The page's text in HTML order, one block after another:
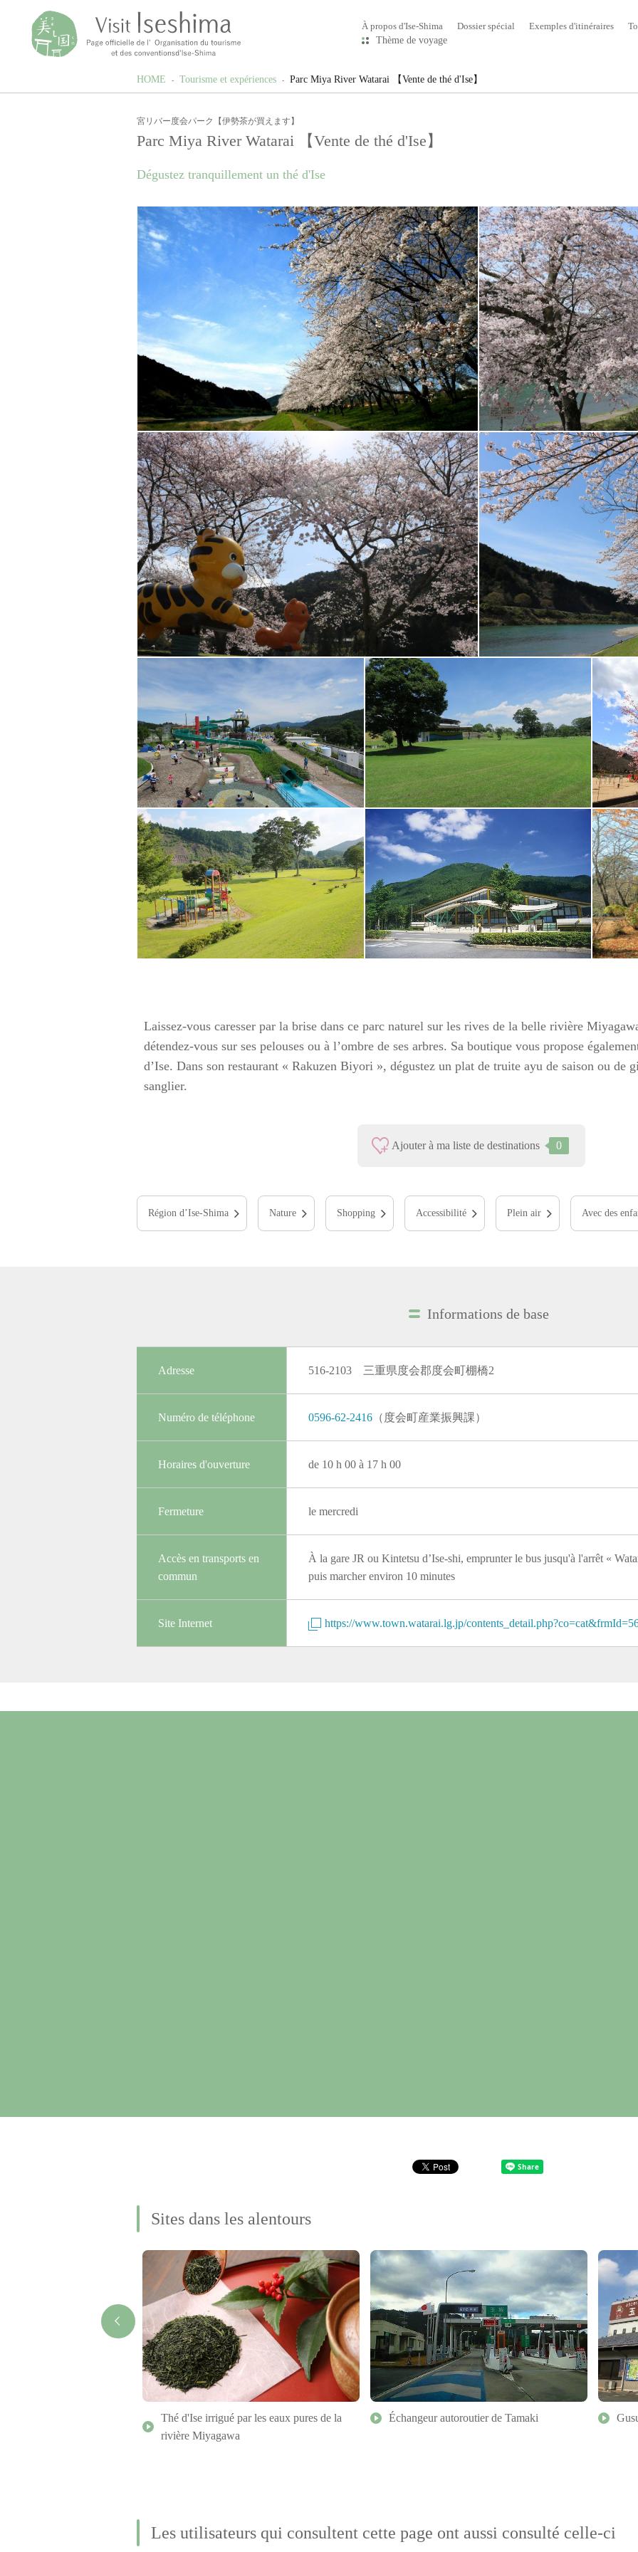
À propos d'Ise-Shima Dossier spécial Exemples d'itinéraires
Thème de voyage
HOME Tourisme et expériences Parc Miya River Watarai 【Vente de thé d'Ise】
宮リバー度会パーク【伊勢茶が買えます】
Parc Miya River Watarai 【Vente de thé d'Ise】
Dégustez tranquillement un thé d'Ise
Laissez-vous caresser par la brise dans ce parc naturel sur les rives de la belle rivière
détendez-vous sur ses pelouses ou à l’ombre de ses arbres. Sa boutique vous propose
d’Ise. Dans son restaurant « Rakuzen Biyori », dégustez un plat de truite ayu de saison ou de
sanglier.
Ajouter à ma liste de destinations 0
Région d’Ise-Shima Nature Shopping Accessibilité Plein air Avec des
Informations de base
Adresse 516-2103 三重県度会郡度会町棚橋2
Numéro de téléphone 0596-62-2416 （度会町産業振興課）
Horaires d'ouverture de 10 h 00 à 17 h 00
Fermeture le mercredi
Accès en transports en
commun
À la gare JR ou Kintetsu d’Ise-shi, emprunter le bus jusqu'à l'arrêt «
puis marcher environ 10 minutes
Site Internet https://www.town.watarai.lg.jp/
Sites dans les alentours
Thé d'Ise irrigué par les eaux pures de la
rivière Miyagawa
Échangeur autoroutier de Tamaki
Les utilisateurs qui consultent cette page ont aussi consulté celle-ci